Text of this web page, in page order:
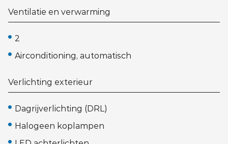
Ventilatie en verwarming
2
Airconditioning, automatisch
Verlichting exterieur
Dagrijverlichting (DRL)
Halogeen koplampen